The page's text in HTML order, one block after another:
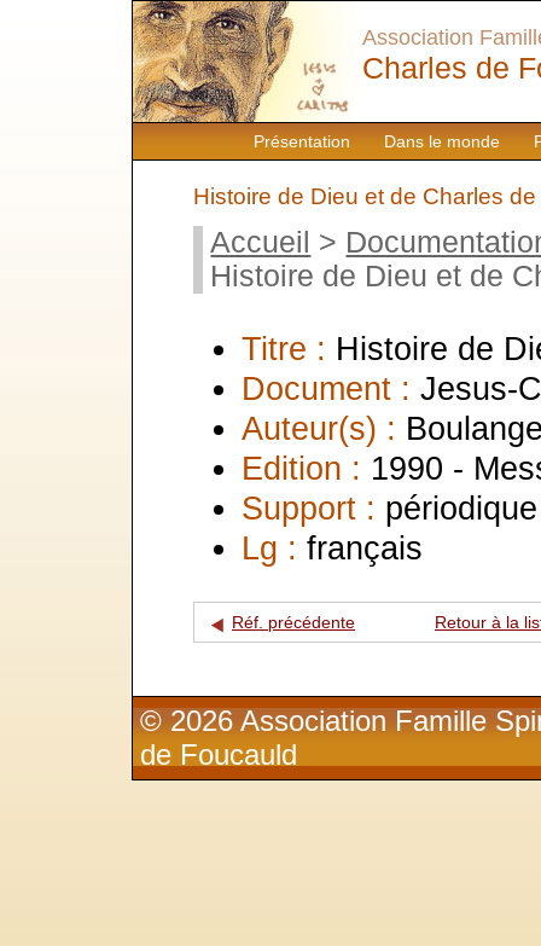
Présentation Dans le monde
Association
Charles de
Histoire de Dieu et de Charles
Accueil >
Histoire de Dieu et de
Titre : Histoire de
Document : Jesus-
Auteur(s) :
Edition : 1990 -
Support : périodique
Lg : français
Réf. précédente Retour à la
© 2026 Association Famille
de Foucauld